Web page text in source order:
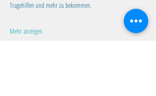
Tragehilfen und mehr zu bekommen.
Mehr anzeigen